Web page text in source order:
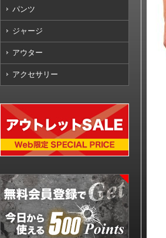
パンツ
ジャージ
アウター
アクセサリー